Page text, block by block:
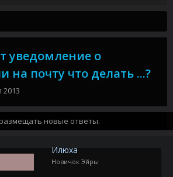
уведомление о
на почту что делать ...?
2013
новые ответы.
Илюха
Новичок Эйры